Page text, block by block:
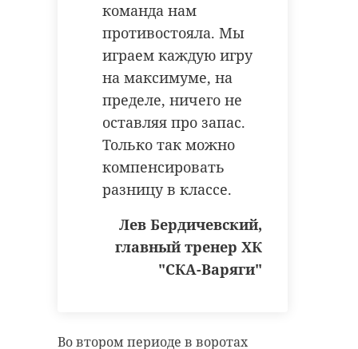
команда нам
противостояла. Мы
играем каждую игру
на максимуме, на
пределе, ничего не
оставляя про запас.
Только так можно
компенсировать
разницу в классе.
Лев Бердичевский,
главный тренер ХК
"СКА-Варяги"
Во втором периоде в воротах
Как управлять
олимпийскими
чемпионами и что
ждать от ...
В Сосновом
нашли
вернули их в